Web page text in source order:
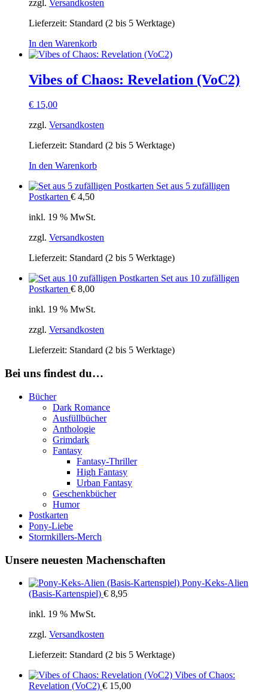
zzgl. Versandkosten
Lieferzeit: Standard (2 bis 5 Werktage)
In den Warenkorb
Vibes of Chaos: Revelation (VoC2)
€ 15,00
zzgl. Versandkosten
Lieferzeit: Standard (2 bis 5 Werktage)
In den Warenkorb
Set aus 5 zufälligen
Postkarten € 4,50
inkl. 19 % MwSt.
zzgl. Versandkosten
Lieferzeit: Standard (2 bis 5 Werktage)
Set aus 10 zufälligen
Postkarten € 8,00
inkl. 19 % MwSt.
zzgl. Versandkosten
Lieferzeit: Standard (2 bis 5 Werktage)
Bei uns findest du…
Bücher
Dark Romance
Ausfüllbücher
Anthologie
Grimdark
Fantasy
Fantasy-Thriller
High Fantasy
Urban Fantasy
Geschenkbücher
Humor
Postkarten
Pony-Liebe
Stormkillers-Merch
Unsere neuesten Machenschaften
Pony-Keks-Alien
(Basis-Kartenspiel) € 8,95
inkl. 19 % MwSt.
zzgl. Versandkosten
Lieferzeit: Standard (2 bis 5 Werktage)
Vibes of Chaos:
Revelation (VoC2) € 15,00